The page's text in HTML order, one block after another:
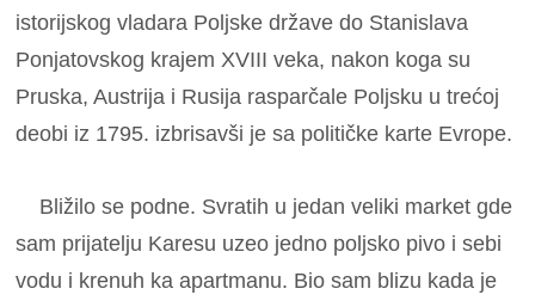
istorijskog vladara Poljske države do Stanislava
Ponjatovskog krajem XVIII veka, nakon koga su
Pruska, Austrija i Rusija rasparčale Poljsku u trećoj
deobi iz 1795. izbrisavši je sa političke karte Evrope.
Bližilo se podne. Svratih u jedan veliki market gde
sam prijatelju Karesu uzeo jedno poljsko pivo i sebi
vodu i krenuh ka apartmanu. Bio sam blizu kada je